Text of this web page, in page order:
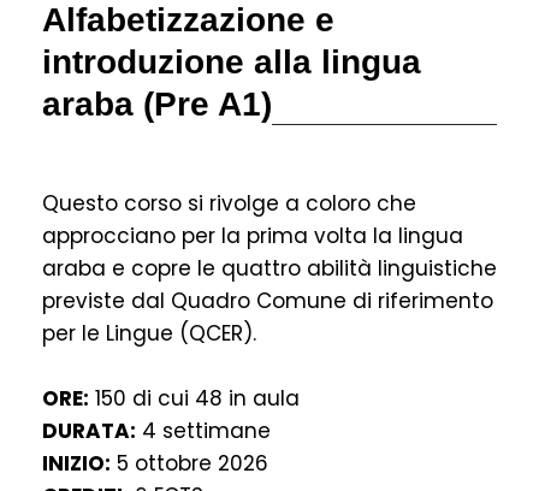
Alfabetizzazione e
introduzione alla lingua
araba (Pre A1)
Questo corso si rivolge a coloro che
approcciano per la prima volta la lingua
araba e copre le quattro abilità linguistiche
previste dal Quadro Comune di riferimento
per le Lingue (QCER).
ORE: 150 di cui 48 in aula
DURATA: 4 settimane
INIZIO: 5 ottobre 2026